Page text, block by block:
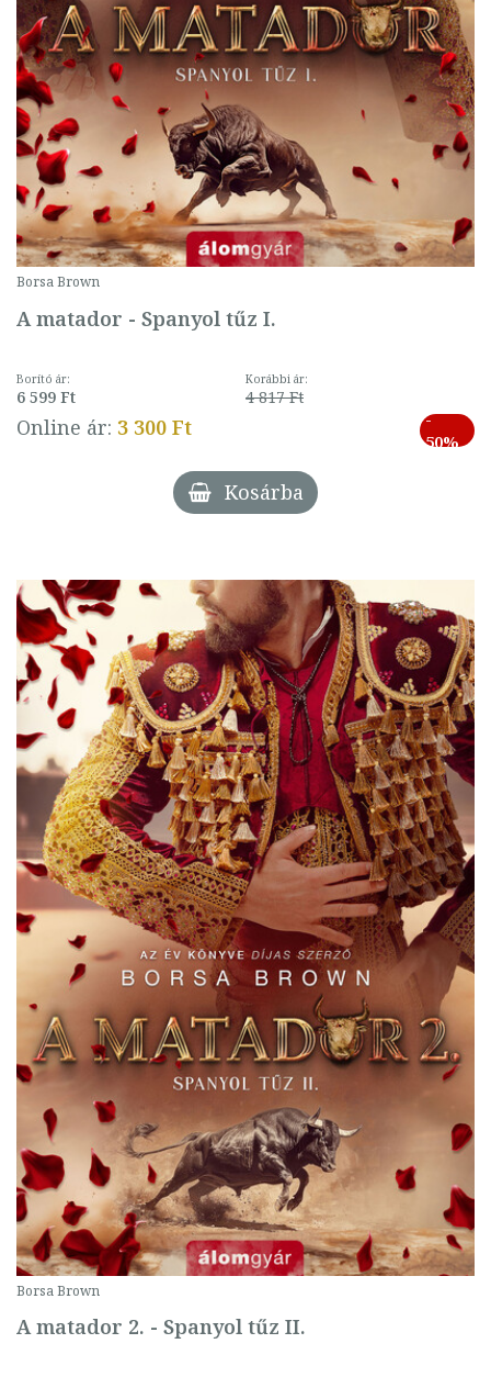
Borsa Brown
A matador - Spanyol tűz I.
Borító ár:
6 599 Ft
Korábbi ár:
4 817 Ft
Online ár: 3 300 Ft
-
50%
Kosárba
Borsa Brown
A matador 2. - Spanyol tűz II.